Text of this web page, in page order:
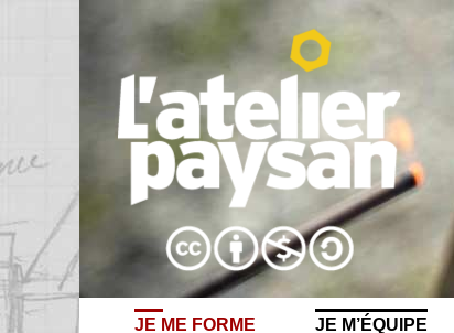
JE ME FORME JE M’ÉQUIPE